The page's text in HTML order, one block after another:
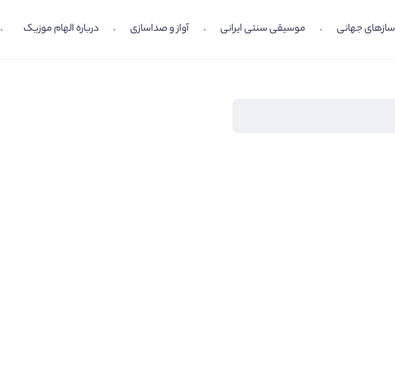
سازهای جهانی موسیقی سنتی ایرانی آواز و صداسازی درباره الهام موزیک